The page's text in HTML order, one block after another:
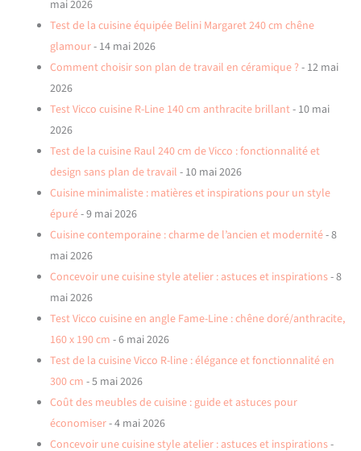
mai 2026
Test de la cuisine équipée Belini Margaret 240 cm chêne
glamour- 14 mai 2026
Comment choisir son plan de travail en céramique ?- 12 mai
2026
Test Vicco cuisine R-Line 140 cm anthracite brillant- 10 mai
2026
Test de la cuisine Raul 240 cm de Vicco : fonctionnalité et
design sans plan de travail - 10 mai 2026
Cuisine minimaliste : matières et inspirations pour un style
épuré- 9 mai 2026
Cuisine contemporaine : charme de l’ancien et modernité- 8
mai 2026
Concevoir une cuisine style atelier : astuces et inspirations- 8
mai 2026
Test Vicco cuisine en angle Fame-Line : chêne doré/anthracite,
160 x 190 cm - 6 mai 2026
Test de la cuisine Vicco R-line : élégance et fonctionnalité en
300 cm - 5 mai 2026
Coût des meubles de cuisine : guide et astuces pour
économiser- 4 mai 2026
Concevoir une cuisine style atelier : astuces et inspirations-